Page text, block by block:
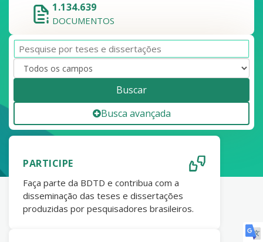
1.134.639
DOCUMENTOS
Buscar
Busca avançada
PARTICIPE
Faça parte da BDTD e contribua com a
disseminação das teses e dissertações
produzidas por pesquisadores brasileiros.